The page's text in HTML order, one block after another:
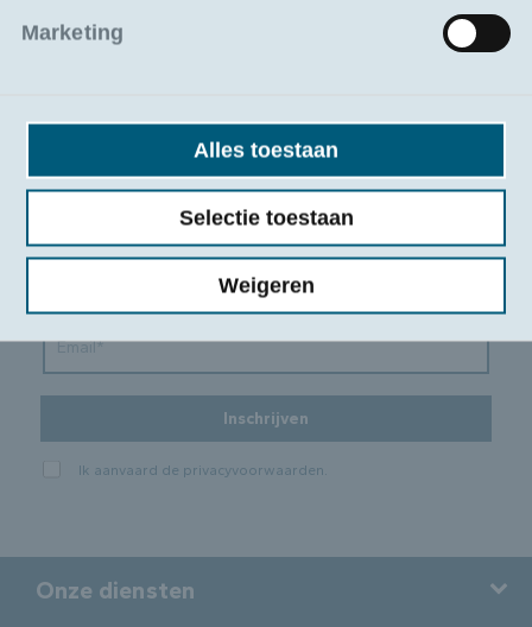
Marketing
Alles toestaan
Selectie toestaan
Weigeren
Schrijf u in op onze nieuwsbrief en ontvang updates
Inschrijven
Ik aanvaard de privacyvoorwaarden.
Onze diensten